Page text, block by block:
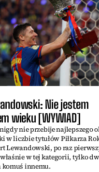
Nie jestem
wieku [WYWIAD]
nie przebije najlepszego
w liczbie tytułów Piłkarza
Lewandowski, po raz
w tej kategorii, tylko
komuś innemu.